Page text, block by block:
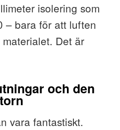
isolering som
– bara för att luften
Det är
och den
vara fantastiskt.